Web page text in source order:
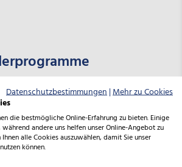
- Projekte
übertragbares Projekt,
Datenschutzbestimmungen|Mehr zu Cookies
die bestmögliche Online-Erfahrung zu bieten. Einige
andere uns helfen unser Online-Angebot zu
alle Cookies auszuwählen, damit Sie unser
können.